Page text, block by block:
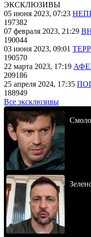
ЭКСКЛЮЗИВЫ
05 июня 2023, 07:23
197382
07 февраля 2023, 21:29
190044
03 июня 2023, 09:01
190570
22 марта 2023, 17:19
209186
25 апреля 2024, 17:35
188949
Все эксклюзивы